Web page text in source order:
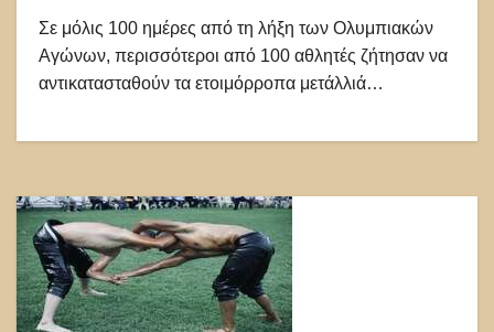
Σε μόλις 100 ημέρες από τη λήξη των Ολυμπιακών
Αγώνων, περισσότεροι από 100 αθλητές ζήτησαν να
αντικατασταθούν τα ετοιμόρροπα μετάλλιά…